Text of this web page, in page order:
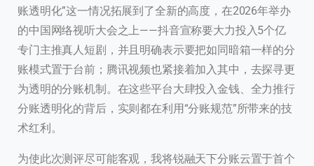
账透明化”这一情况拓展到了全新的高度，在2026年举办
的中国网络视听大会之上——抖音宣称要大力投入5个亿
专门主推真人短剧，并且明确表示要把如同暗箱一样的分
账模式置于台前；腾讯视频也紧接着加入其中，去探寻更
为透明的分账机制。在这些平台大肆投入金钱、全力推行
分账透明化的背后，实则都在利用“分账规范”所带来的技
术红利。
为使此次测评尽可能客观，我将锐融天下分账云置于首个